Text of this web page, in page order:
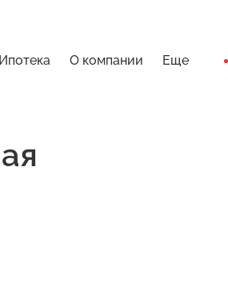
Ипотека О компании Еще